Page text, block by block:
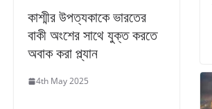
কাশ্মীর উপত্যকাকে ভারতের
বাকী অংশের সাথে যুক্ত করতে
অবাক করা প্ল্যান
4th May 2025